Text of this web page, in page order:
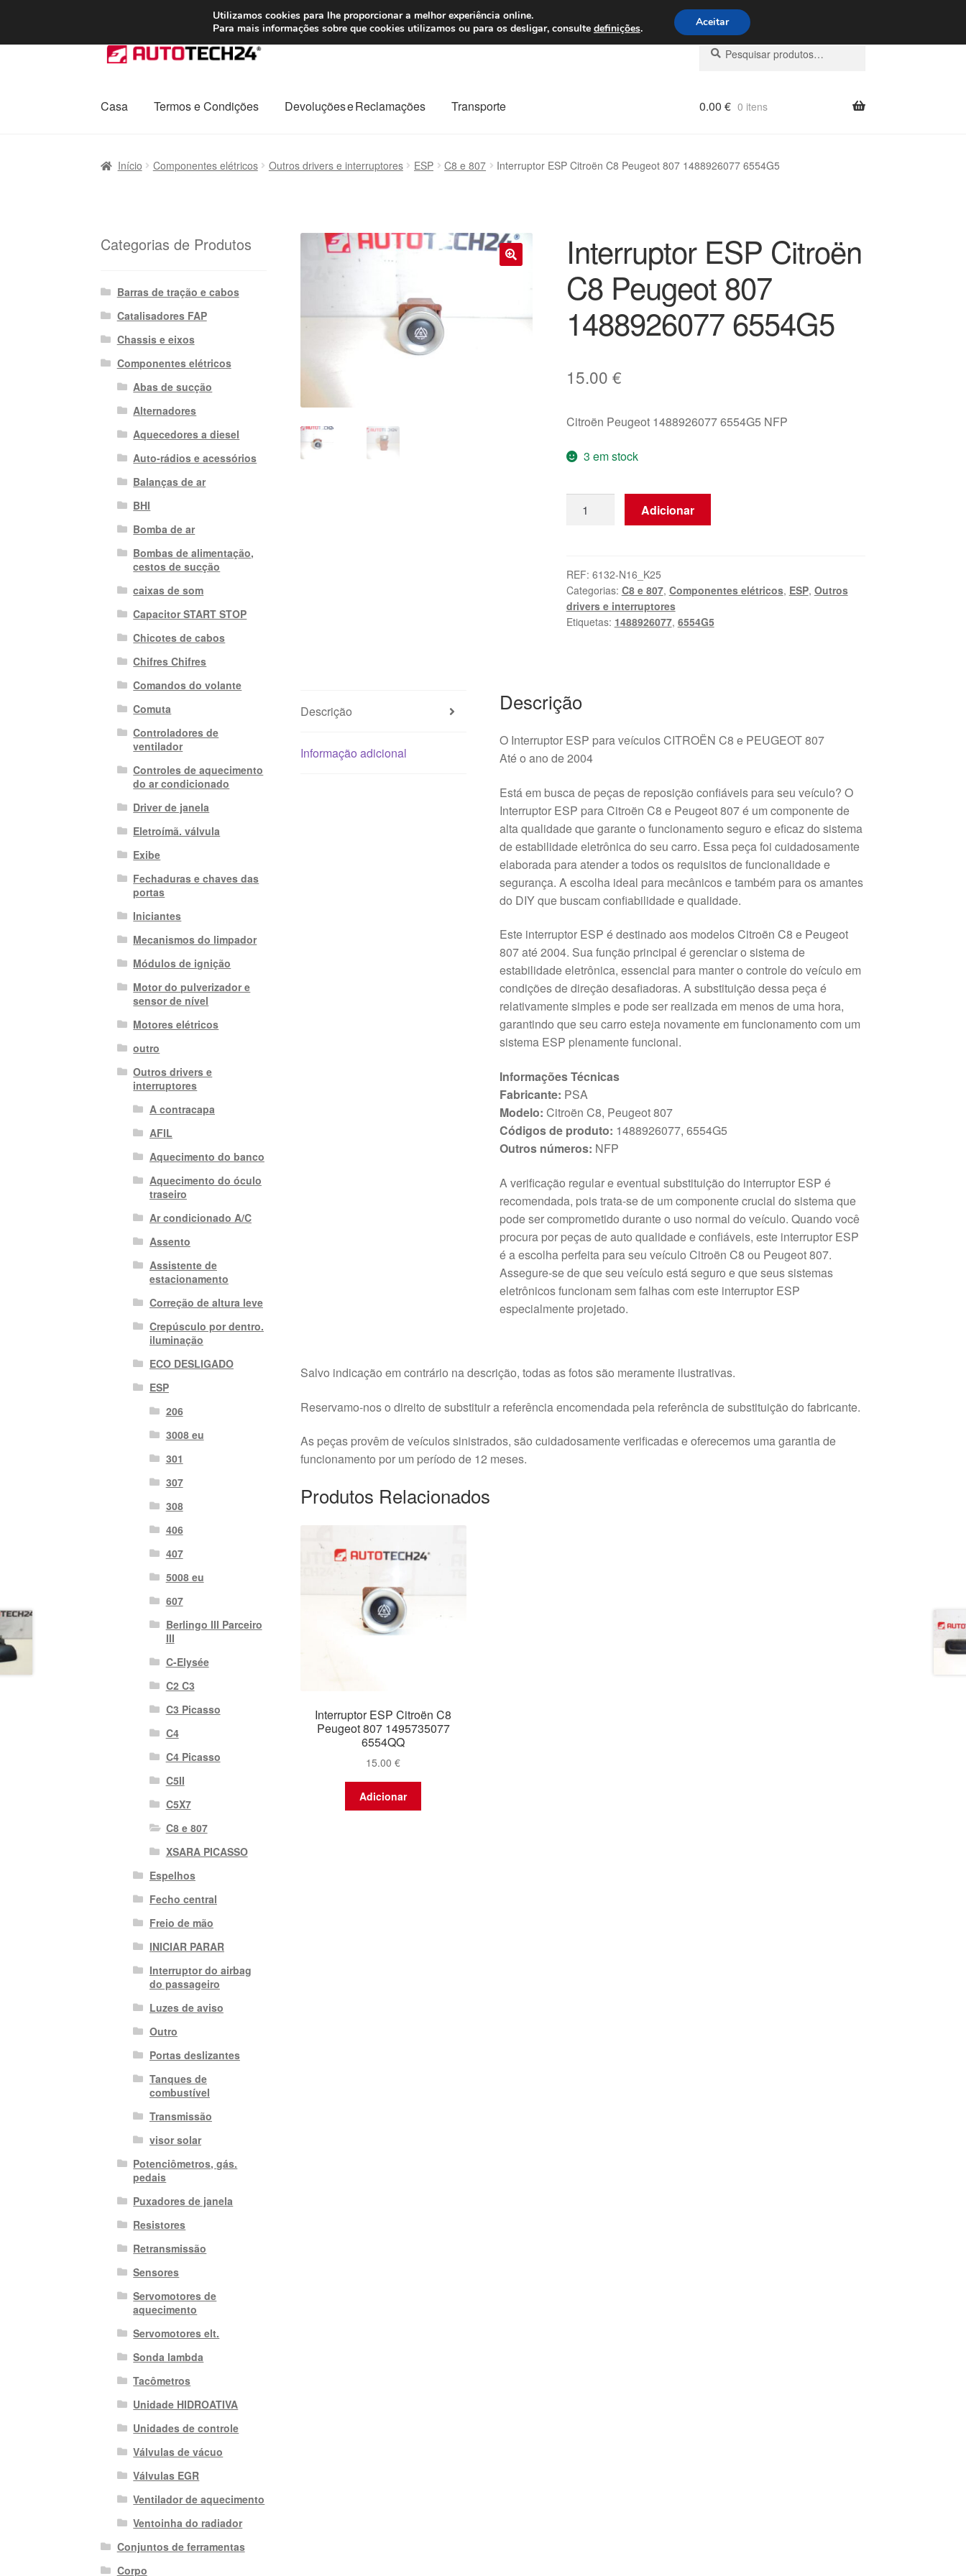
ENVIO a partir de 7 EUR Seg-Sex, das 9h às 16h800 500 967
Ir
para
navegação
Saltar
para
conteúdo
Pesquisar
por:
Pesquisa
Casa Termos e Condições Devoluções e Reclamações Transporte 0.00 € 0 itens
Início Componentes elétricos Outros drivers e interruptores ESP C8 e 807 Interruptor ESP Citroën C8 Peugeot 807 1488926077 6554G5
Interruptor ESP Citroën
C8 Peugeot 807
1488926077 6554G5
15.00 €
Citroën Peugeot 1488926077 6554G5 NFP
3 em stock
Citroën
C8
Peugeot
807
Adicionar
REF: 6132-N16_K25
Categorias: C8 e 807, Componentes elétricos, ESP, Outros
drivers e interruptores
Etiquetas: 1488926077, 6554G5
Descrição
Informação adicional
Descrição
O Interruptor ESP para veículos CITROËN C8 e PEUGEOT 807
Até o ano de 2004
Está em busca de peças de reposição confiáveis para seu veículo? O
Interruptor ESP para Citroën C8 e Peugeot 807 é um componente de
alta qualidade que garante o funcionamento seguro e eficaz do sistema
de estabilidade eletrônica do seu carro. Essa peça foi cuidadosamente
elaborada para atender a todos os requisitos de funcionalidade e
segurança. A escolha ideal para mecânicos e também para os amantes
do DIY que buscam confiabilidade e qualidade.
Este interruptor ESP é destinado aos modelos Citroën C8 e Peugeot
807 até 2004. Sua função principal é gerenciar o sistema de
estabilidade eletrônica, essencial para manter o controle do veículo em
condições de direção desafiadoras. A substituição dessa peça é
relativamente simples e pode ser realizada em menos de uma hora,
garantindo que seu carro esteja novamente em funcionamento com um
sistema ESP plenamente funcional.
Informações Técnicas
Fabricante: PSA
Modelo: Citroën C8, Peugeot 807
Códigos de produto: 1488926077, 6554G5
Outros números: NFP
A verificação regular e eventual substituição do interruptor ESP é
recomendada, pois trata-se de um componente crucial do sistema que
pode ser comprometido durante o uso normal do veículo. Quando você
procura por peças de auto qualidade e confiáveis, este interruptor ESP
é a escolha perfeita para seu veículo Citroën C8 ou Peugeot 807.
Assegure-se de que seu veículo está seguro e que seus sistemas
eletrônicos funcionam sem falhas com este interruptor ESP
especialmente projetado.
Salvo indicação em contrário na descrição, todas as fotos são meramente ilustrativas.
Reservamo-nos o direito de substituir a referência encomendada pela referência de substituição do fabricante.
As peças provêm de veículos sinistrados, são cuidadosamente verificadas e oferecemos uma garantia de
funcionamento por um período de 12 meses.
Produtos Relacionados
Interruptor ESP Citroën C8
Peugeot 807 1495735077
6554QQ
15.00€
Adicionar
Categorias de Produtos
Barras de tração e cabos
Catalisadores FAP
Chassis e eixos
Componentes elétricos
Abas de sucção
Alternadores
Aquecedores a diesel
Auto-rádios e acessórios
Balanças de ar
BHI
Bomba de ar
Bombas de alimentação,
cestos de sucção
caixas de som
Capacitor START STOP
Chicotes de cabos
Chifres Chifres
Comandos do volante
Comuta
Controladores de
ventilador
Controles de aquecimento
do ar condicionado
Driver de janela
Eletroímã. válvula
Exibe
Fechaduras e chaves das
portas
Iniciantes
Mecanismos do limpador
Módulos de ignição
Motor do pulverizador e
sensor de nível
Motores elétricos
outro
Outros drivers e
interruptores
A contracapa
AFIL
Aquecimento do banco
Aquecimento do óculo
traseiro
Ar condicionado A/C
Assento
Assistente de
estacionamento
Correção de altura leve
Crepúsculo por dentro.
iluminação
ECO DESLIGADO
ESP
206
3008 eu
301
307
308
406
407
5008 eu
607
Berlingo III Parceiro
III
C-Elysée
C2 C3
C3 Picasso
C4
C4 Picasso
C5II
C5X7
C8 e 807
XSARA PICASSO
Espelhos
Fecho central
Freio de mão
INICIAR PARAR
Interruptor do airbag
do passageiro
Luzes de aviso
Outro
Portas deslizantes
Tanques de
combustível
Transmissão
visor solar
Potenciômetros, gás.
pedais
Puxadores de janela
Resistores
Retransmissão
Sensores
Servomotores de
aquecimento
Servomotores elt.
Sonda lambda
Tacômetros
Unidade HIDROATIVA
Unidades de controle
Válvulas de vácuo
Válvulas EGR
Ventilador de aquecimento
Ventoinha do radiador
Conjuntos de ferramentas
Corpo
Utilizamos cookies para lhe proporcionar a melhor experiência online.
Para mais informações sobre que cookies utilizamos ou para os desligar, consulte definições. Aceitar